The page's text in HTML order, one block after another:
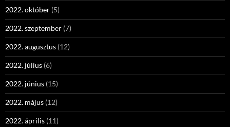
2022. október (5)
2022. szeptember (7)
2022. augusztus (12)
2022. július (6)
2022. június (15)
2022. május (12)
2022. április (11)